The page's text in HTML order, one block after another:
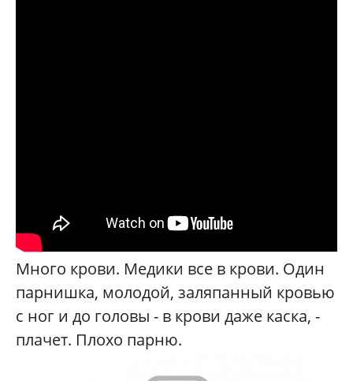
Много крови. Медики все в крови. Один
парнишка, молодой, заляпанный кровью
с ног и до головы - в крови даже каска, -
плачет. Плохо парню.